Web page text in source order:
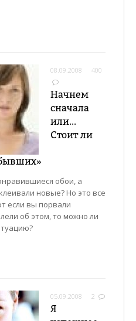
08.09.2008 400
Начнем
сначала
или...
Стоит ли
обои, а
новые? Но это все
если вы порвали
об этом, то можно ли
05.09.2008 2
Я